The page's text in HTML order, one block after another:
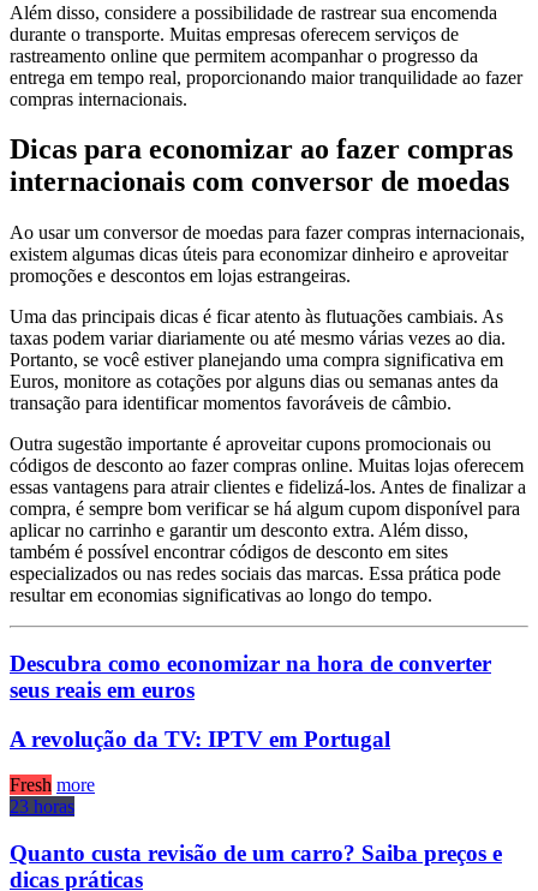
Além disso, considere a possibilidade de rastrear sua encomenda
durante o transporte. Muitas empresas oferecem serviços de
rastreamento online que permitem acompanhar o progresso da
entrega em tempo real, proporcionando maior tranquilidade ao fazer
compras internacionais.
Dicas para economizar ao fazer compras
internacionais com conversor de moedas
Ao usar um conversor de moedas para fazer compras internacionais,
existem algumas dicas úteis para economizar dinheiro e aproveitar
promoções e descontos em lojas estrangeiras.
Uma das principais dicas é ficar atento às flutuações cambiais. As
taxas podem variar diariamente ou até mesmo várias vezes ao dia.
Portanto, se você estiver planejando uma compra significativa em
Euros, monitore as cotações por alguns dias ou semanas antes da
transação para identificar momentos favoráveis ​​de câmbio.
Outra sugestão importante é aproveitar cupons promocionais ou
códigos de desconto ao fazer compras online. Muitas lojas oferecem
essas vantagens para atrair clientes e fidelizá-los. Antes de finalizar a
compra, é sempre bom verificar se há algum cupom disponível para
aplicar no carrinho e garantir um desconto extra. Além disso,
também é possível encontrar códigos de desconto em sites
especializados ou nas redes sociais das marcas. Essa prática pode
resultar em economias significativas ao longo do tempo.
Descubra como economizar na hora de converter
seus reais em euros
A revolução da TV: IPTV em Portugal
Fresh more
23 horas
Quanto custa revisão de um carro? Saiba preços e
dicas práticas